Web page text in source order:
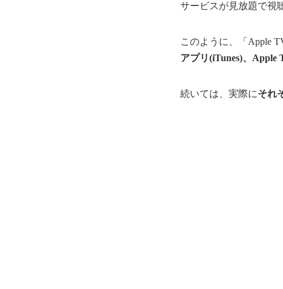
サービスが見放題で視
このように、「Apple
アプリ(iTunes)、
続いては、実際にそれ